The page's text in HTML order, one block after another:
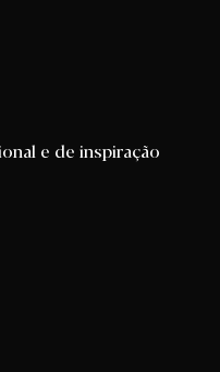
e de inspiração